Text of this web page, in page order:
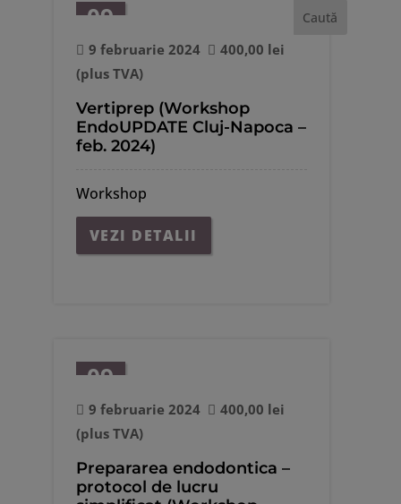
09
feb.
9 februarie 2024 400,00 lei
(plus TVA)
Vertiprep (Workshop
EndoUPDATE Cluj-Napoca –
feb. 2024)
Workshop
VEZI DETALII
09
feb.
9 februarie 2024 400,00 lei
(plus TVA)
Prepararea endodontica –
protocol de lucru